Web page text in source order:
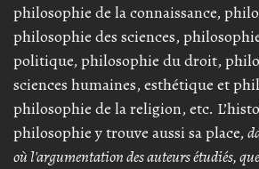
philosophie de la connaissance,
philosophie des sciences,
politique, philosophie du droit,
sciences humaines, esthétique et
philosophie de la religion, etc.
philosophie y trouve aussi sa place,
où l'argumentation des auteurs étudiés,